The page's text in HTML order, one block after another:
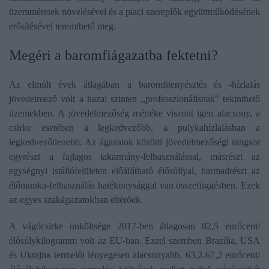
üzemméretek növelésével és a piaci szereplők együttműködésének
erősítésével teremthető meg.
​Megéri a baromfiágazatba fektetni?
Az elmúlt évek átlagában a baromfitenyésztés és -hízlalás
jövedelmező volt a hazai szinten „professzionálisnak" tekinthető
üzemekben. A jövedelmezőség mértéke viszont igen alacsony, a
csirke esetében a legkedvezőbb, a pulykahizlalásban a
legkedvezőtlenebb. Az ágazatok közötti jövedelmezőségi rangsor
egyrészt a fajlagos takarmány-felhasználással, másrészt az
egységnyi istállófelületen előállítható élősúllyal, harmadrészt az
élőmunka-felhasználás hatékonysággal van összefüggésben. Ezek
az egyes szakágazatokban eltérőek.
A vágócsirke önköltsége 2017-ben átlagosan 82,5 eurócent/
élősúlykilogramm volt az EU-ban. Ezzel szemben Brazília, USA
és Ukrajna termelői lényegesen alacsonyabb, 63,2-67,2 eurócent/